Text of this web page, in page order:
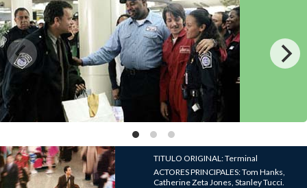
TITULO ORIGINAL: Terminal
ACTORES PRINCIPALES: Tom Hanks,
Catherine Zeta Jones, Stanley Tucci.